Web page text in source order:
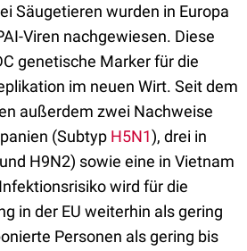
Säugetieren wurden in Europa
Viren nachgewiesen. Diese
genetische Marker für die
im neuen Wirt. Seit dem
außerdem zwei Nachweise
(Subtyp H5N1), drei in
H9N2) sowie eine in Vietnam
wird für die
in der EU weiterhin als gering
Personen als gering bis